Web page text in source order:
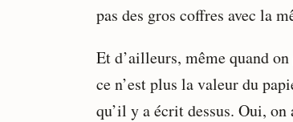
pas des gros coffres avec la
Et d’ailleurs, même quand
ce n’est plus la valeur du
qu’il y a écrit dessus. Oui,